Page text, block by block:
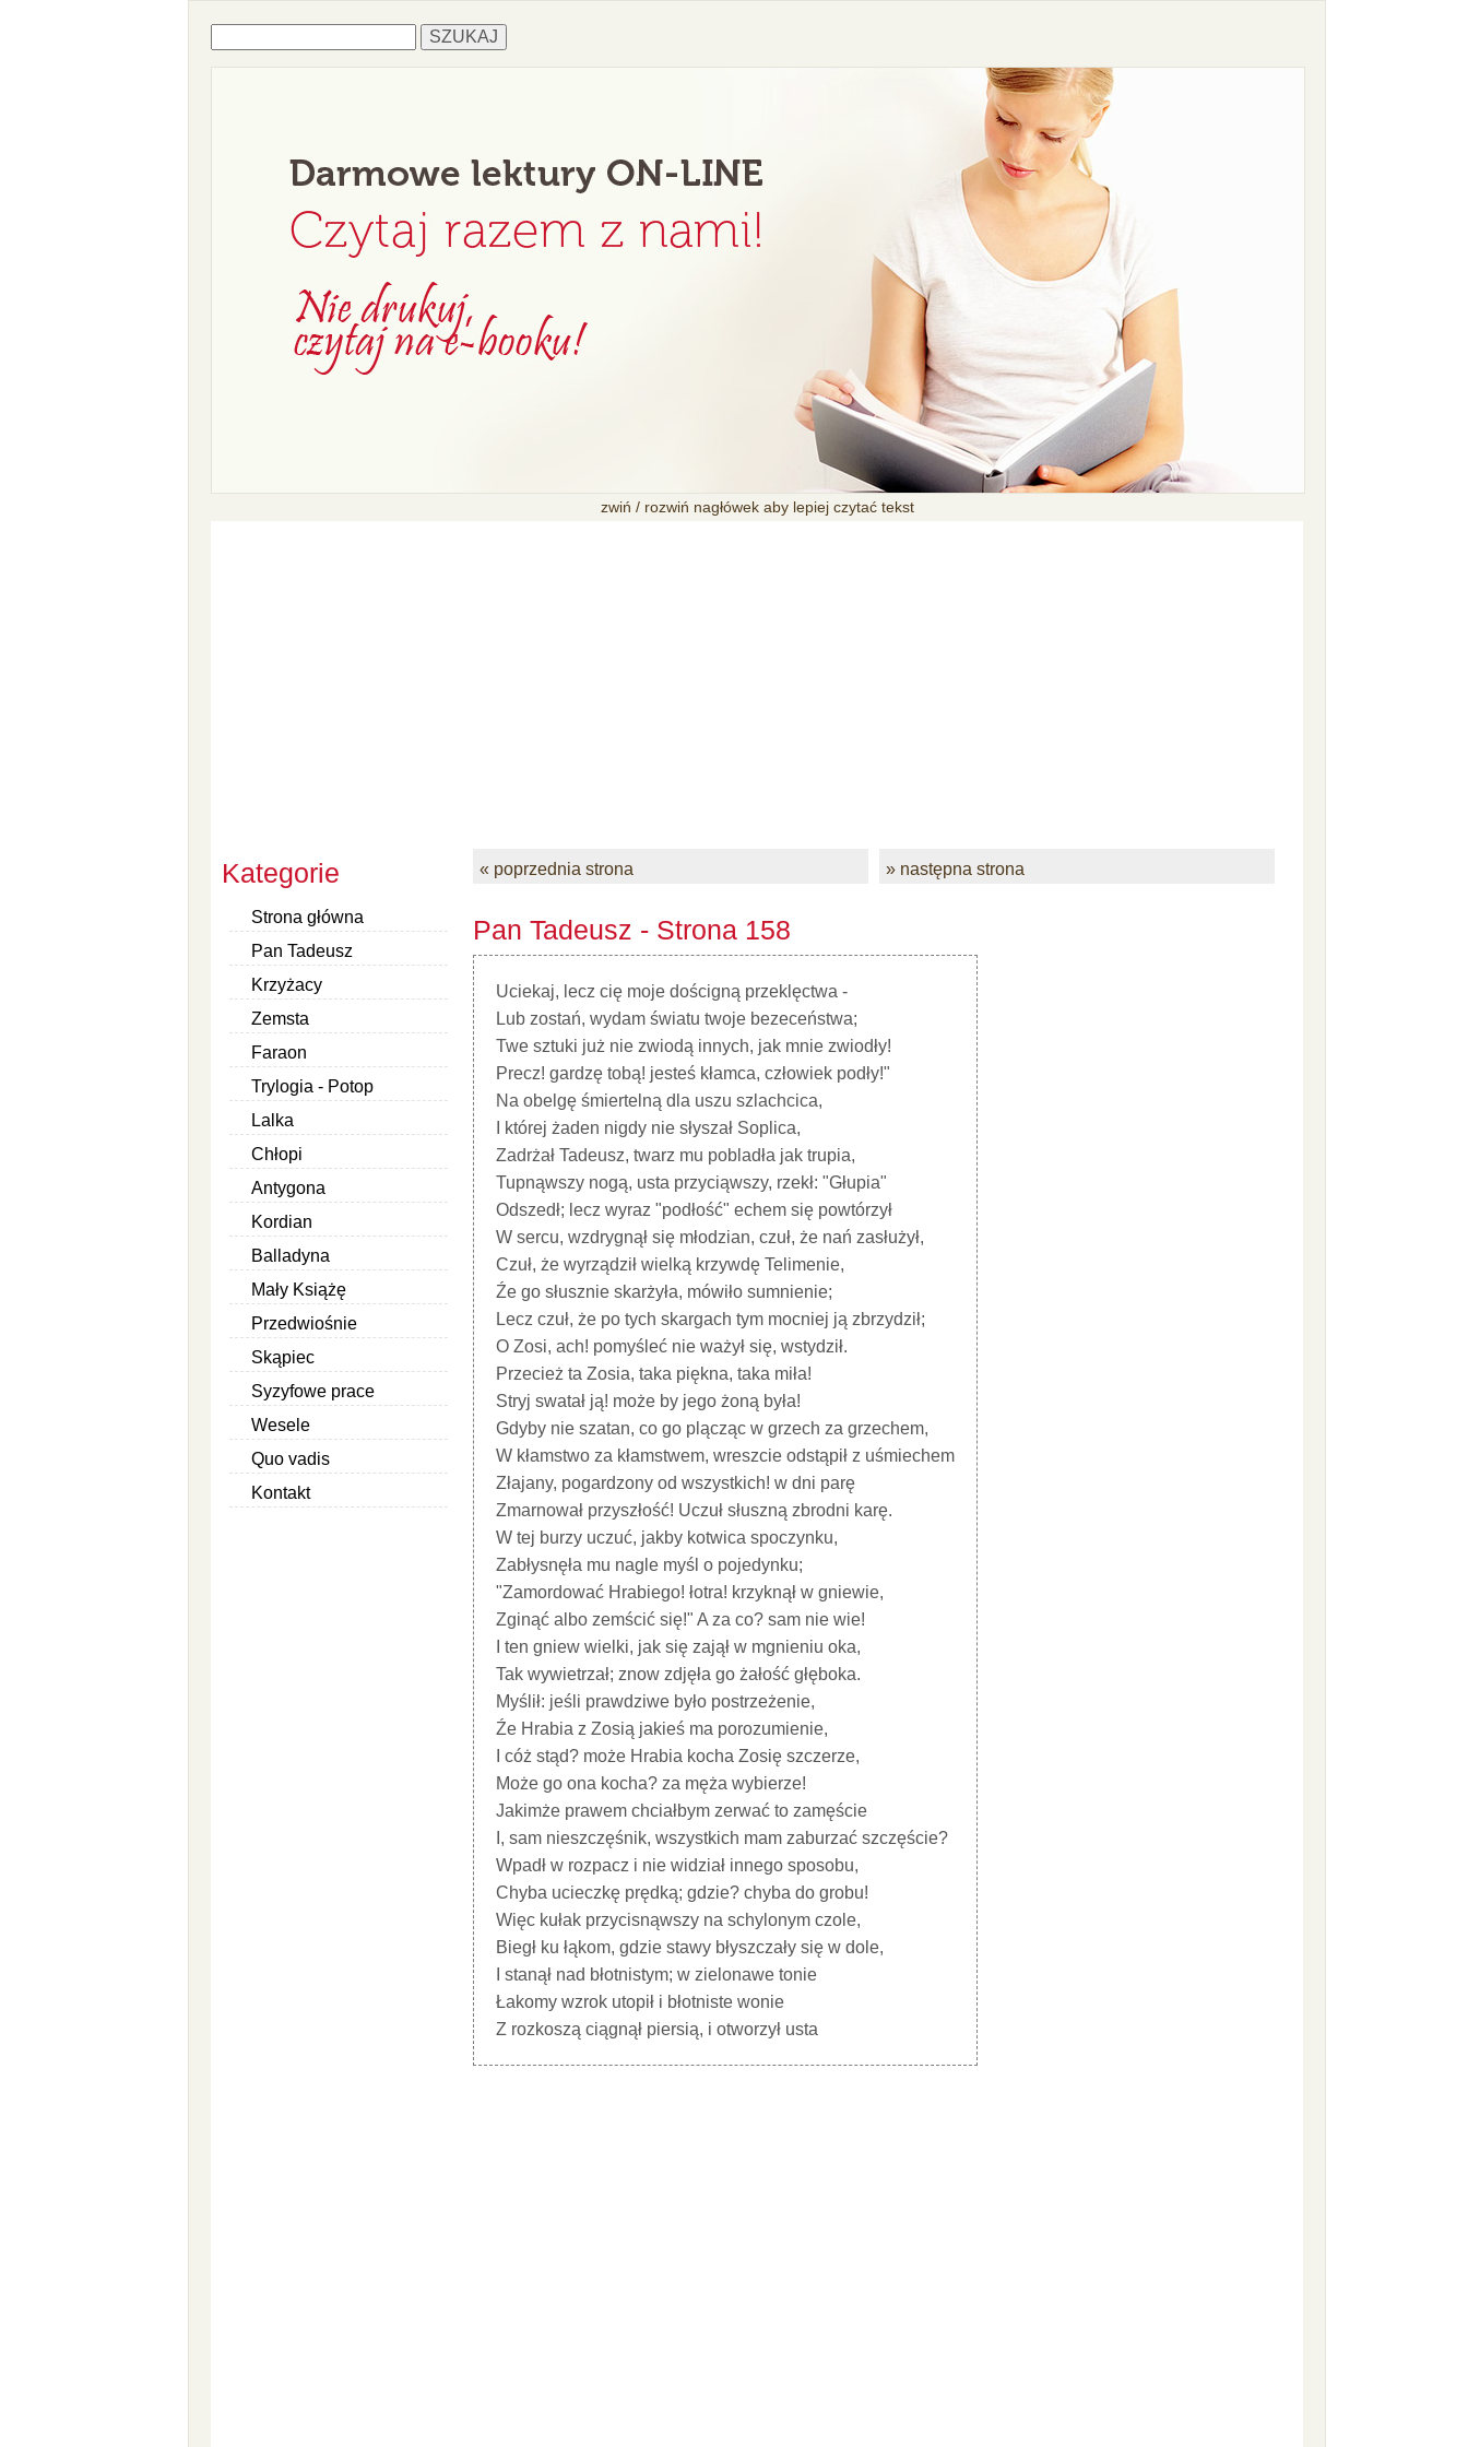
zwiń / rozwiń nagłówek aby lepiej czytać tekst
Kategorie
Strona główna
Pan Tadeusz
Krzyżacy
Zemsta
Faraon
Trylogia - Potop
Lalka
Chłopi
Antygona
Kordian
Balladyna
Mały Książę
Przedwiośnie
Skąpiec
Syzyfowe prace
Wesele
Quo vadis
Kontakt
« poprzednia strona » następna strona
Pan Tadeusz - Strona 158
Uciekaj, lecz cię moje dościgną przeklęctwa -
Lub zostań, wydam światu twoje bezeceństwa;
Twe sztuki już nie zwiodą innych, jak mnie zwiodły!
Precz! gardzę tobą! jesteś kłamca, człowiek podły!"
Na obelgę śmiertelną dla uszu szlachcica,
I której żaden nigdy nie słyszał Soplica,
Zadrżał Tadeusz, twarz mu pobladła jak trupia,
Tupnąwszy nogą, usta przyciąwszy, rzekł: "Głupia"
Odszedł; lecz wyraz "podłość" echem się powtórzył
W sercu, wzdrygnął się młodzian, czuł, że nań zasłużył,
Czuł, że wyrządził wielką krzywdę Telimenie,
Źe go słusznie skarżyła, mówiło sumnienie;
Lecz czuł, że po tych skargach tym mocniej ją zbrzydził;
O Zosi, ach! pomyśleć nie ważył się, wstydził.
Przecież ta Zosia, taka piękna, taka miła!
Stryj swatał ją! może by jego żoną była!
Gdyby nie szatan, co go plącząc w grzech za grzechem,
W kłamstwo za kłamstwem, wreszcie odstąpił z uśmiechem
Złajany, pogardzony od wszystkich! w dni parę
Zmarnował przyszłość! Uczuł słuszną zbrodni karę.
W tej burzy uczuć, jakby kotwica spoczynku,
Zabłysnęła mu nagle myśl o pojedynku;
"Zamordować Hrabiego! łotra! krzyknął w gniewie,
Zginąć albo zemścić się!" A za co? sam nie wie!
I ten gniew wielki, jak się zajął w mgnieniu oka,
Tak wywietrzał; znow zdjęła go żałość głęboka.
Myślił: jeśli prawdziwe było postrzeżenie,
Źe Hrabia z Zosią jakieś ma porozumienie,
I cóż stąd? może Hrabia kocha Zosię szczerze,
Może go ona kocha? za męża wybierze!
Jakimże prawem chciałbym zerwać to zamęście
I, sam nieszczęśnik, wszystkich mam zaburzać szczęście?
Wpadł w rozpacz i nie widział innego sposobu,
Chyba ucieczkę prędką; gdzie? chyba do grobu!
Więc kułak przycisnąwszy na schylonym czole,
Biegł ku łąkom, gdzie stawy błyszczały się w dole,
I stanął nad błotnistym; w zielonawe tonie
Łakomy wzrok utopił i błotniste wonie
Z rozkoszą ciągnął piersią, i otworzył usta